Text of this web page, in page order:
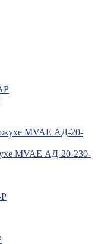
MVAE АД-20-230-